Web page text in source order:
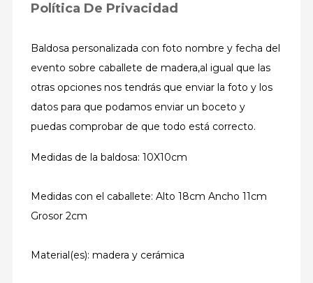
Política De Privacidad
Baldosa personalizada con foto nombre y fecha del
evento sobre caballete de madera,al igual que las
otras opciones nos tendrás que enviar la foto y los
datos para que podamos enviar un boceto y
puedas comprobar de que todo está correcto.
Medidas de la baldosa: 10X10cm
Medidas con el caballete: Alto 18cm Ancho 11cm
Grosor 2cm
Material(es): madera y cerámica